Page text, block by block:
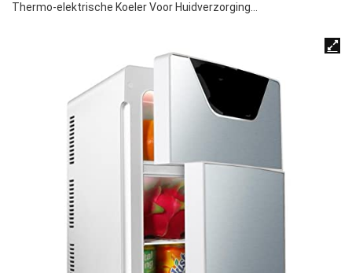
Thermo-elektrische Koeler Voor Huidverzorging…